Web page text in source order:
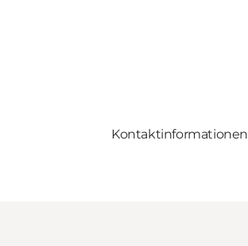
Kontaktinformationen